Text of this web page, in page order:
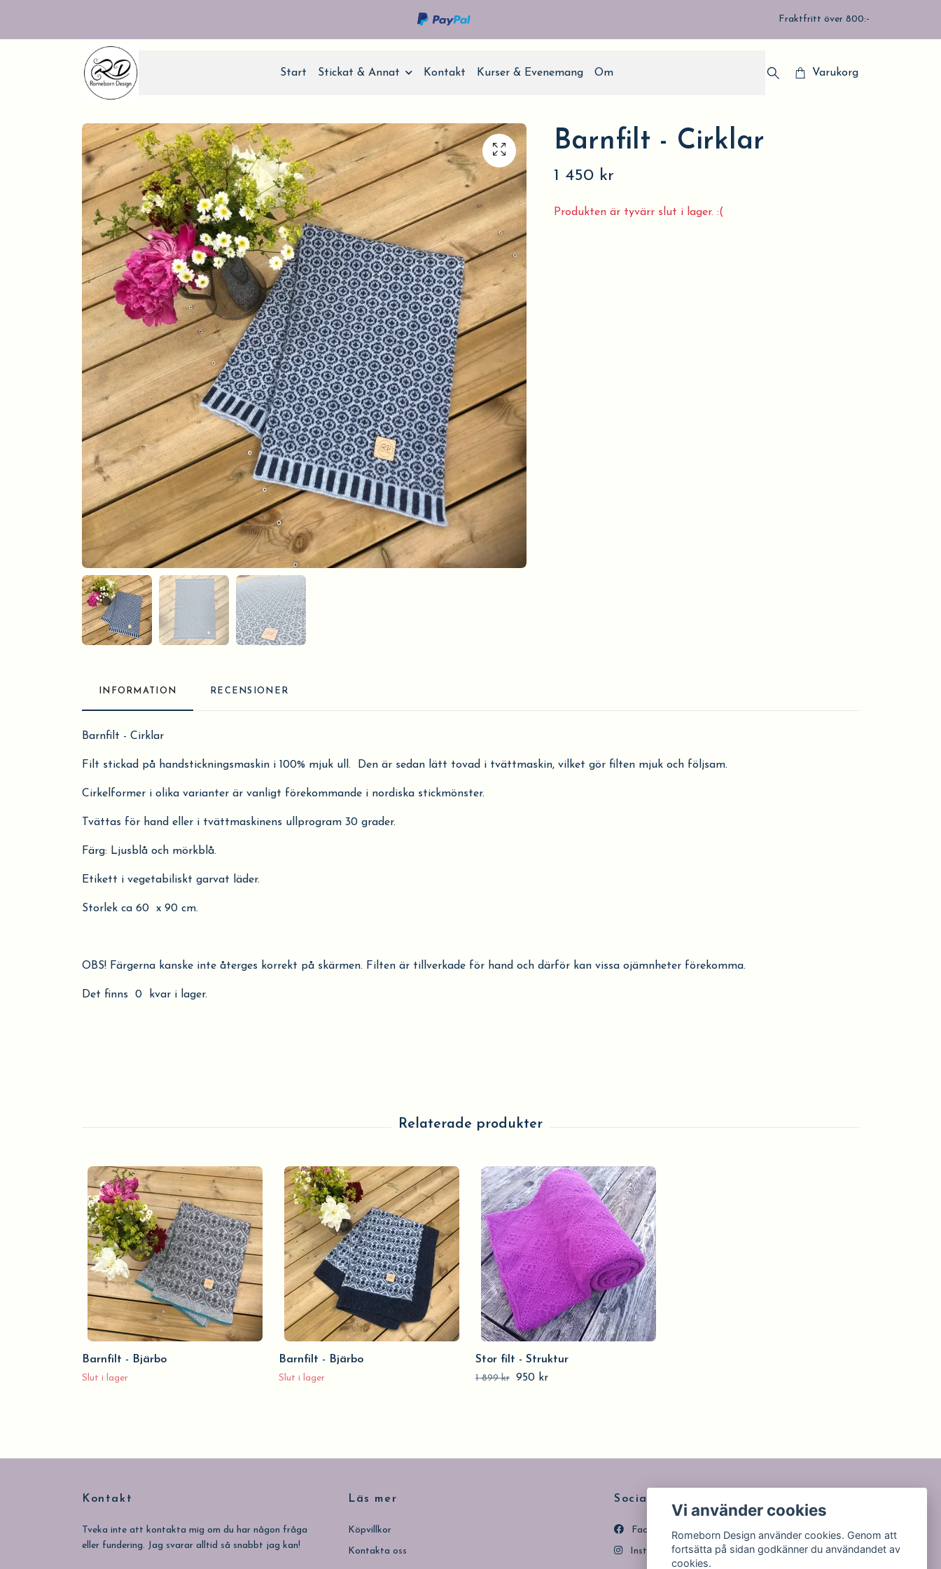
Fraktfritt över 800:-
Start Stickat & Annat Kontakt Kurser & Evenemang Om Varukorg
Barnfilt - Cirklar
1 450 kr
Produkten är tyvärr slut i lager. :(
INFORMATION RECENSIONER
Barnfilt - Cirklar
Filt stickad på handstickningsmaskin i 100% mjuk ull. Den är sedan lätt tovad i tvättmaskin, vilket gör filten mjuk och följsam.
Cirkelformer i olika varianter är vanligt förekommande i nordiska stickmönster.
Tvättas för hand eller i tvättmaskinens ullprogram 30 grader.
Färg: Ljusblå och mörkblå.
Etikett i vegetabiliskt garvat läder.
Storlek ca 60 x 90 cm.
OBS! Färgerna kanske inte återges korrekt på skärmen. Filten är tillverkade för hand och därför kan vissa ojämnheter förekomma.
Det finns 0 kvar i lager.
Barnfilt - Bjärbo
Slut i lager
Barnfilt - Bjärbo
Slut i lager
Stor filt - Struktur
1 899 kr 950 kr
Kontakt
Tveka inte att kontakta mig om du har någon fråga
eller fundering. Jag svarar alltid så snabbt jag kan!
Läs mer
Köpvillkor
Kontakta oss
Sociala medier
Facebook
Instagram
Vi använder cookies
Romeborn Design använder cookies. Genom att
fortsätta på sidan godkänner du användandet av
cookies.